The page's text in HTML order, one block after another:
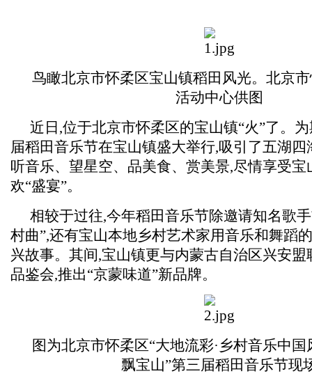
鸟瞰北京市怀柔区宝山镇稻田风光。北京
活动中心供图
近日,位于北京市怀柔区的宝山镇“火”了。
届稻田音乐节在宝山镇盛大举行,吸引了五湖
听音乐、望星空、品美食、赏美景,尽情享受宝
欢“盛宴”。
相较于过往,今年稻田音乐节除邀请知名歌
村曲”,还有宝山本地乡村艺术家用音乐和舞蹈
兴故事。其间,宝山镇更与内蒙古自治区兴安
品鉴会,推出“京蒙味道”新品牌。
图为北京市怀柔区“大地流彩·乡村音乐中国
飘宝山”第三届稻田音乐节现